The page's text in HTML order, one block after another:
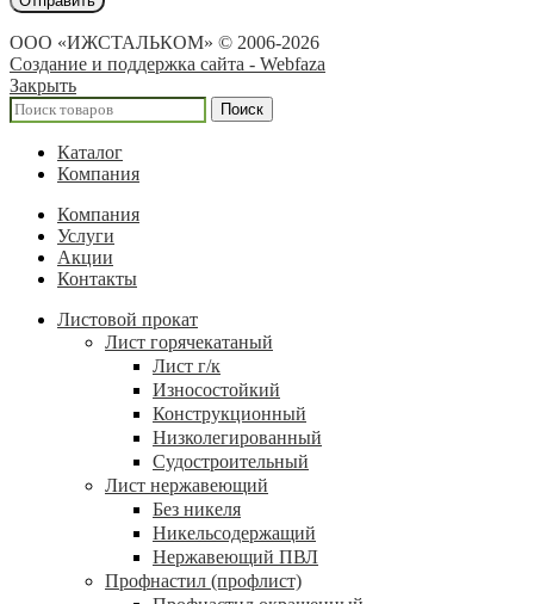
ООО «ИЖСТАЛЬКОМ» © 2006-2026
Создание и поддержка сайта - Webfaza
Закрыть
Поиск
Каталог
Компания
Компания
Услуги
Акции
Контакты
Листовой прокат
Лист горячекатаный
Лист г/к
Износостойкий
Конструкционный
Низколегированный
Судостроительный
Лист нержавеющий
Без никеля
Никельсодержащий
Нержавеющий ПВЛ
Профнастил (профлист)